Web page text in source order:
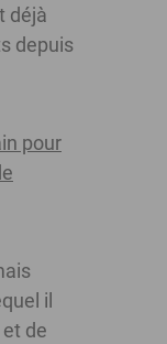
déjà
depuis
pour
il
de